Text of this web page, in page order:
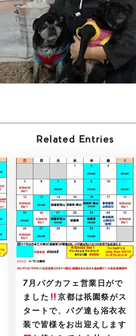
Related Entries
7月パグカフェ営業日がで
ました
京都は祇園祭がス
タートで、パグ達も浴衣衣
装で皆様をお出迎えします